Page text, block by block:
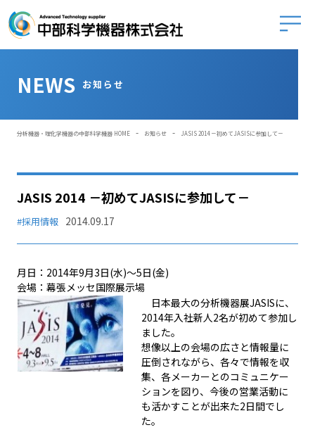
中部科
NEWS お知らせ
分析機器・理化学機器の中部科学機器 HOME - お知らせ - JASIS 2014 －初めてJASISに参加して－
JASIS 2014 －初めてJASISに参加して－
#採用情報 2014.09.17
月日：2014年9月3日(水)～5日(金)
会場：幕張メッセ国際展示場
日本最大の分析機器展JASISに、
2014年入社新人2名が初めて参加し
ました。
想像以上の会場の広さと情報量に
圧倒されながら、各々で情報を収
集、各メーカーとのコミュニケー
ションを図り、今後の営業活動に
も活かすことが出来た2日間でし
た。